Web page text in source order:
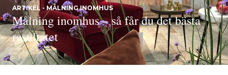
ARTIKEL - MÅLNING INOMHUS
Målning inomhus – så får du det bästa
resultatet